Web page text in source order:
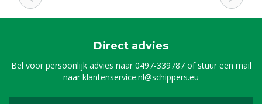
Direct advies
Bel voor persoonlijk advies naar0497-339787of stuur een mail
naarklantenservice.nl@schippers.eu